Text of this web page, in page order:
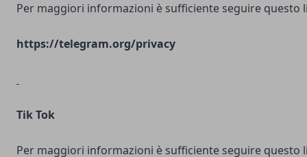
Per maggiori informazioni è sufficiente seguire questo
https://telegram.org/privacy
Tik Tok
Per maggiori informazioni è sufficiente seguire questo